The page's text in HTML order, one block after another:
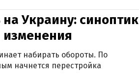
Украину: синоптик
изменения
набирать обороты. По
начнется перестройка